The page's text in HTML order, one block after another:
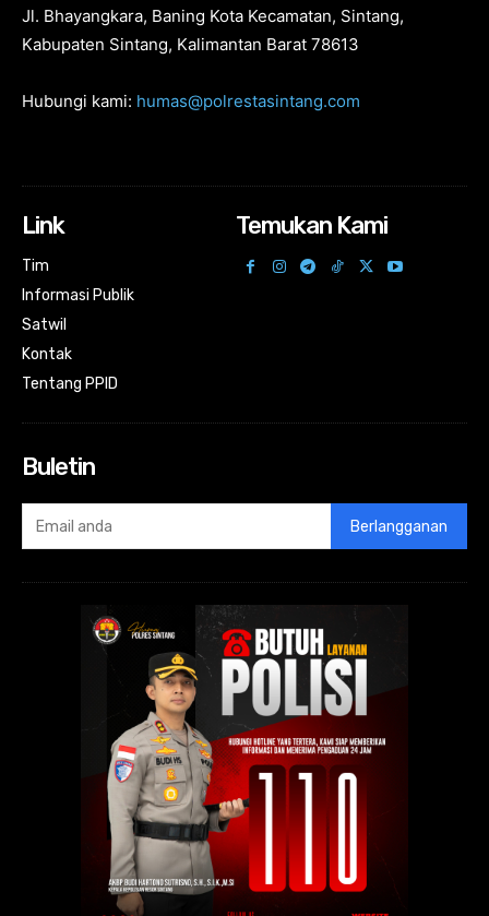
Jl. Bhayangkara, Baning Kota Kecamatan, Sintang,
Kabupaten Sintang, Kalimantan Barat 78613
Hubungi kami: humas@polrestasintang.com
Link
Tim
Informasi Publik
Satwil
Kontak
Tentang PPID
Temukan Kami
Buletin
Berlangganan